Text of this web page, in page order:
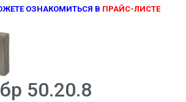
ОЗНАКОМИТЬСЯ В ПРАЙС-ЛИСТЕ
50.20.8